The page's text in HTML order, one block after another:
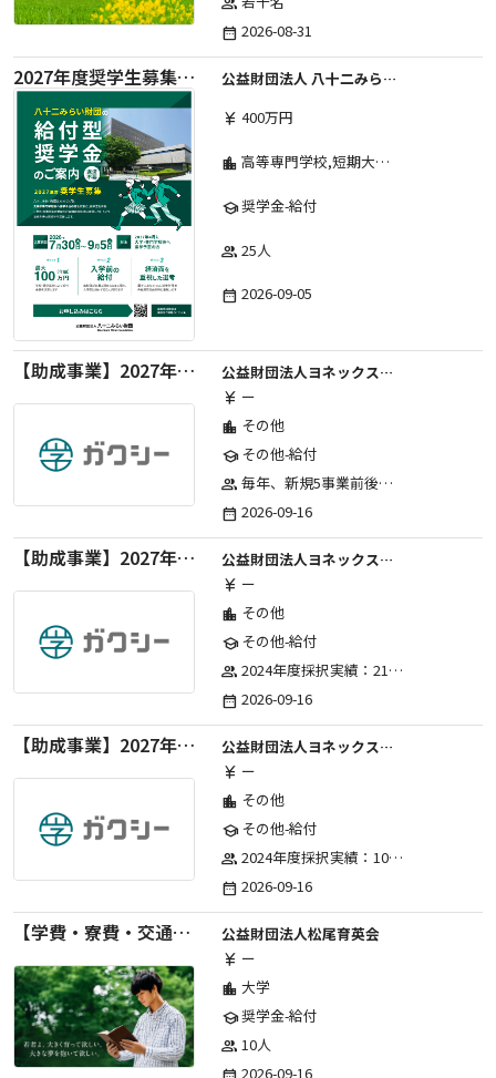
date_range 2026-08-31
2027年度奨学生募集要項
公益財団法人 八十二みらい財団
currency_yen 400万円
location_city 高等専門学校,短期大学,専修学校,大学
school奨学金-給付
group 25人
date_range 2026-09-05
【助成事業】2027年度中学校部活動の地域展開推進に関する助成金
公益財団法人ヨネックススポーツ振興財団
currency_yen ー
location_city その他
schoolその他-給付
group 毎年、新規5事業前後への助成金交付を予定とし、初年度5事業、2年目合計10事業前後、3年目合計15事業前後、4年目以降は15事業前後にて実施する。 2025年度採択実績：5事業、2026年度採択実績：5事業
date_range 2026-09-16
【助成事業】2027年度（通年）国際交流普及事業に関する助成金
公益財団法人ヨネックススポーツ振興財団
currency_yen ー
location_city その他
schoolその他-給付
group 2024年度採択実績：21事業（前期11・後期10）、2025年度採択実績：30事業（前期15・後期15）、2026年度採択実績：40事業 ※2026年度より、前期・後期の区分を廃止し、年1回の申請受付となりました。
date_range 2026-09-16
【助成事業】2027年度（通年）ジュニアスポーツ振興に関する助成金
公益財団法人ヨネックススポーツ振興財団
currency_yen ー
location_city その他
schoolその他-給付
group 2024年度採択実績：107事業（前期45・後期62）、2025年度採択実績：103事業（前期48・後期55）、2026年度採択実績：97事業 ※2026年度より、前期・後期の区分を廃止し、年1回の申請受付となりました。
date_range 2026-09-16
【学費・寮費・交通費給付】2027年度第71期育英生募集
公益財団法人松尾育英会
currency_yen ー
location_city 大学
school奨学金-給付
group 10人
2026-09-16